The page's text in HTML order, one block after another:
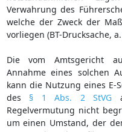
Verwahrung des
welche der Zweck der
vorliegen (BT-Drucksache, a.
Die vom Amtsgericht
Annahme eines solchen
kann die Nutzung eines E-
des § 1 Abs. 2 StVG
Regelvermutung nicht
um einen Umstand, der